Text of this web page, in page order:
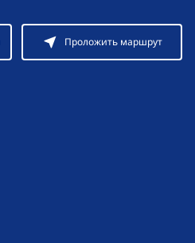
Проложить маршрут